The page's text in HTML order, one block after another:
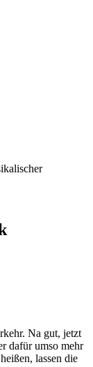
Na gut, jetzt
dafür umso mehr
lassen die